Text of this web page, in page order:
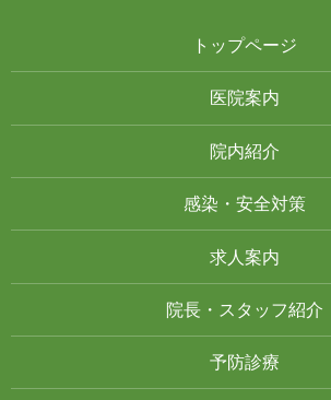
トップページ
医院案内
院内紹介
感染・安全対策
求人案内
院長・スタッフ紹介
予防診療